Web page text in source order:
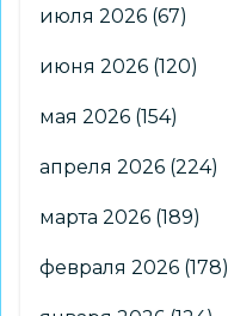
июля 2026 (67)
июня 2026 (120)
мая 2026 (154)
апреля 2026 (224)
марта 2026 (189)
февраля 2026 (178)